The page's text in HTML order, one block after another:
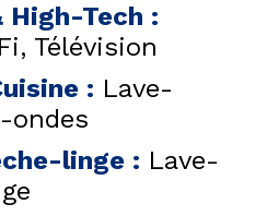
High-Tech :
Télévision
: Lave-
ondes
linge : Lave-